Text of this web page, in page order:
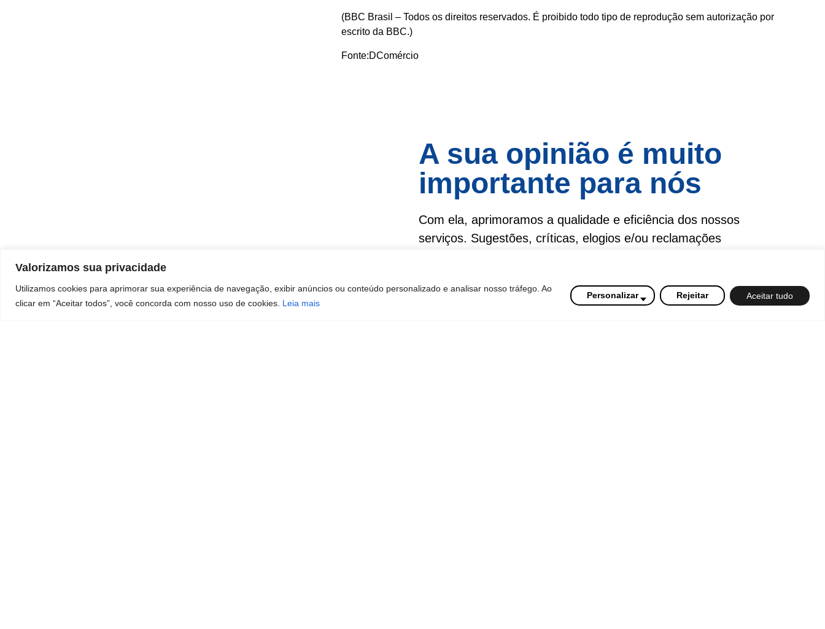
Valorizamos sua privacidade
Utilizamos cookies para aprimorar sua experiência de navegação, exibir anúncios ou conteúdo personalizado e analisar nosso tráfego. Ao
clicar em “Aceitar todos”, você concorda com nosso uso de cookies. Leia mais
Personalizar Rejeitar Aceitar tudo
(BBC Brasil – Todos os direitos reservados. É proibido todo tipo de reprodução sem autorização por
escrito da BBC.)
Fonte:DComércio
A sua opinião é muito
importante para nós
Com ela, aprimoramos a qualidade e eficiência dos nossos
serviços. Sugestões, críticas, elogios e/ou reclamações
Atendimento de segunda a quinta das 08h30 às 18h e
sexta-feira das 8h30 às 17h.